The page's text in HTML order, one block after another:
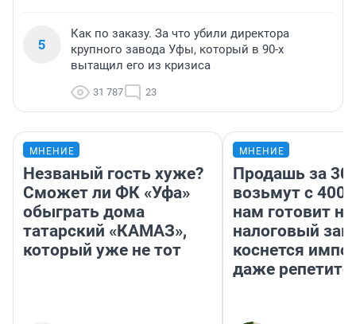
5
Как по заказу. За что убили директора
крупного завода Уфы, который в 90-х
вытащил его из кризиса
31 787 23
МНЕНИЕ
Незваный гость хуже?
Сможет ли ФК «Уфа»
обыграть дома
татарский «КАМАЗ»,
который уже не тот
МНЕНИЕ
Продашь за
возьмут с
нам готовит
налоговый
коснется
даже